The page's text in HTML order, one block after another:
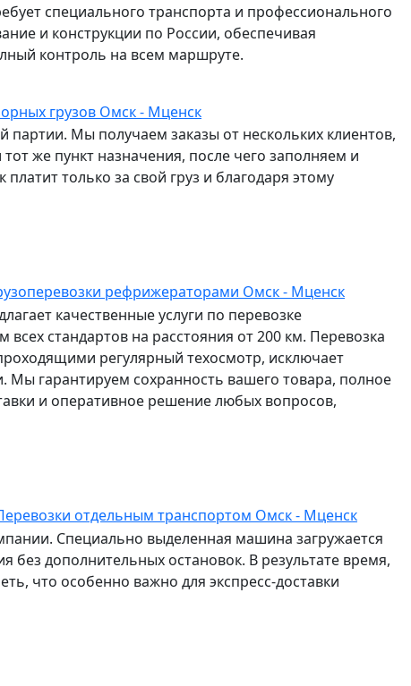
специального транспорта и профессионального
и конструкции по России, обеспечивая
контроль на всем маршруте.
грузов Омск - Мценск
Мы получаем заказы от нескольких клиентов,
же пункт назначения, после чего заполняем и
только за свой груз и благодаря этому
рефрижераторами Омск - Мценск
качественные услуги по перевозке
стандартов на расстояния от 200 км. Перевозка
регулярный техосмотр, исключает
Мы гарантируем сохранность вашего товара, полное
и оперативное решение любых вопросов,
отдельным транспортом Омск - Мценск
Специально выделенная машина загружается
без дополнительных остановок. В результате время,
что особенно важно для экспресс-доставки